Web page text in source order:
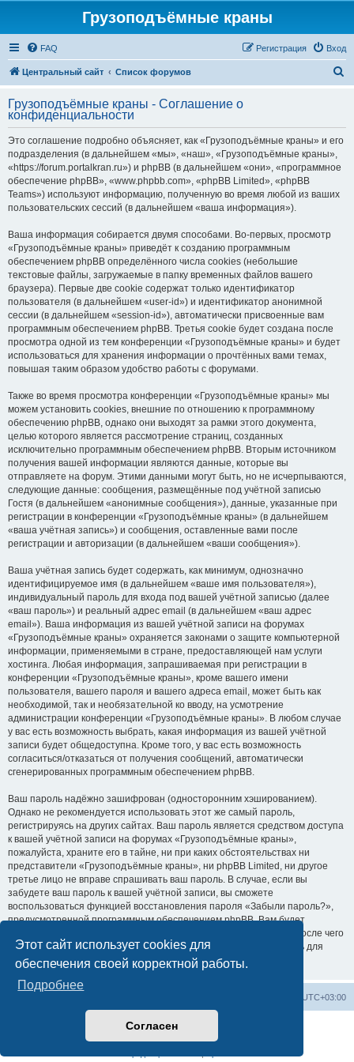
Этот сайт использует cookies для
обеспечения своей корректной работы.
Подробнее
Согласен
Грузоподъёмные краны
FAQ Вход
Регистрация
Центральный сайт Список форумов
с
Грузоподъёмные краны - Соглашение о
конфиденциальности
Это соглашение подробно объясняет, как «Грузоподъёмные краны» и его
подразделения (в дальнейшем «мы», «наш», «Грузоподъёмные краны»,
«https://forum.portalkran.ru») и phpBB (в дальнейшем «они», «программное
обеспечение phpBB», «www.phpbb.com», «phpBB Limited», «phpBB
Teams») используют информацию, полученную во время любой из ваших
пользовательских сессий (в дальнейшем «ваша информация»).
Ваша информация собирается двумя способами. Во-первых, просмотр
«Грузоподъёмные краны» приведёт к созданию программным
обеспечением phpBB определённого числа cookies (небольшие
текстовые файлы, загружаемые в папку временных файлов вашего
браузера). Первые две cookie содержат только идентификатор
пользователя (в дальнейшем «user-id») и идентификатор анонимной
сессии (в дальнейшем «session-id»), автоматически присвоенные вам
программным обеспечением phpBB. Третья cookie будет создана после
просмотра одной из тем конференции «Грузоподъёмные краны» и будет
использоваться для хранения информации о прочтённых вами темах,
повышая таким образом удобство работы с форумами.
Также во время просмотра конференции «Грузоподъёмные краны» мы
можем установить cookies, внешние по отношению к программному
обеспечению phpBB, однако они выходят за рамки этого документа,
целью которого является рассмотрение страниц, созданных
исключительно программным обеспечением phpBB. Вторым источником
получения вашей информации являются данные, которые вы
отправляете на форум. Этими данными могут быть, но не исчерпываются,
следующие данные: сообщения, размещённые под учётной записью
Гостя (в дальнейшем «анонимные сообщения»), данные, указанные при
регистрации в конференции «Грузоподъёмные краны» (в дальнейшем
«ваша учётная запись») и сообщения, оставленные вами после
регистрации и авторизации (в дальнейшем «ваши сообщения»).
Ваша учётная запись будет содержать, как минимум, однозначно
идентифицируемое имя (в дальнейшем «ваше имя пользователя»),
индивидуальный пароль для входа под вашей учётной записью (далее
«ваш пароль») и реальный адрес email (в дальнейшем «ваш адрес
email»). Ваша информация из вашей учётной записи на форумах
«Грузоподъёмные краны» охраняется законами о защите компьютерной
информации, применяемыми в стране, предоставляющей нам услуги
хостинга. Любая информация, запрашиваемая при регистрации в
конференции «Грузоподъёмные краны», кроме вашего имени
пользователя, вашего пароля и вашего адреса email, может быть как
необходимой, так и необязательной ко вводу, на усмотрение
администрации конференции «Грузоподъёмные краны». В любом случае
у вас есть возможность выбрать, какая информация из вашей учётной
записи будет общедоступна. Кроме того, у вас есть возможность
согласиться/отказаться от получения сообщений, автоматически
сгенерированных программным обеспечением phpBB.
Ваш пароль надёжно зашифрован (односторонним хэшированием).
Однако не рекомендуется использовать этот же самый пароль,
регистрируясь на других сайтах. Ваш пароль является средством доступа
к вашей учётной записи на форумах «Грузоподъёмные краны»,
пожалуйста, храните его в тайне, ни при каких обстоятельствах ни
представители «Грузоподъёмные краны», ни phpBB Limited, ни другое
третье лицо не вправе спрашивать ваш пароль. В случае, если вы
забудете ваш пароль к вашей учётной записи, вы сможете
воспользоваться функцией восстановления пароля «Забыли пароль?»,
предусмотренной программным обеспечением phpBB. Вам будет
необходимо ввести ваше имя пользователя и ваш адрес email, после чего
программное обеспечение phpBB сгенерирует вам новый пароль для
вашей учётной записи.
UTC+03:00
Создано на основеphpBB® Forum Software © phpBB Limited
Русская поддержка phpBB